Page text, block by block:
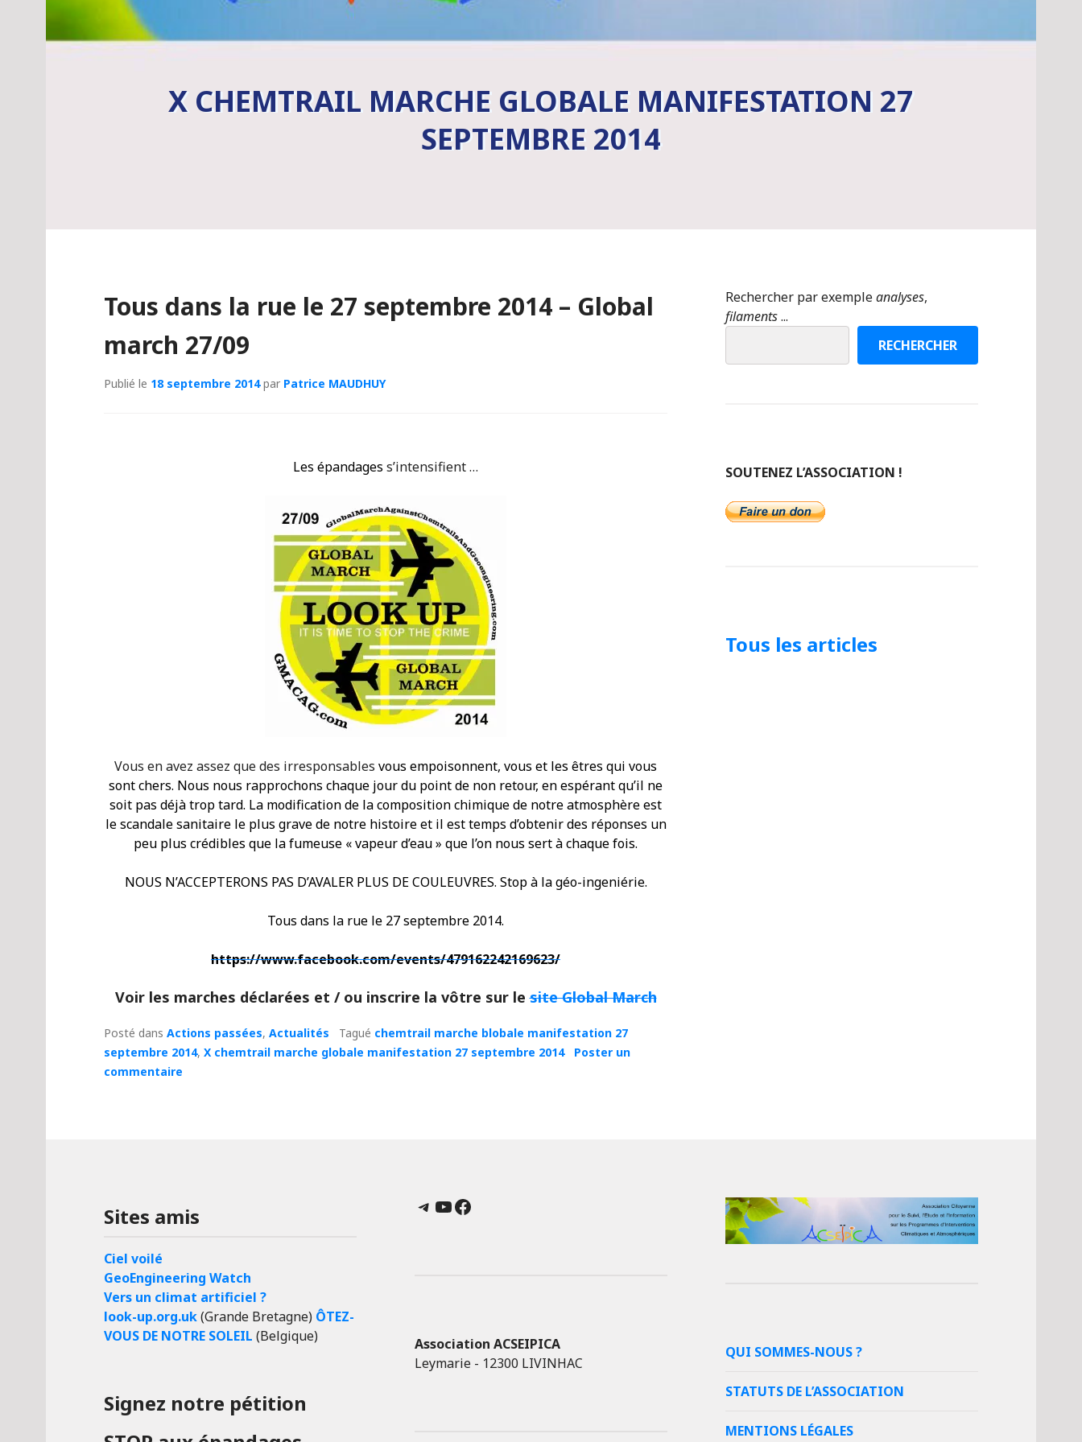
X CHEMTRAIL MARCHE GLOBALE MANIFESTATION 27
SEPTEMBRE 2014
Tous dans la rue le 27 septembre 2014 – Global
march 27/09
Publié le 18 septembre 2014par Patrice MAUDHUY
Les épandages s’intensifient …
Vous en avez assez que des irresponsables vous empoisonnent, vous et les êtres qui vous
sontchers. Nous nous rapprochons chaque jourdu point de non retour, en espérantqu’il ne
soit pas déjà trop tard. La modification de la composition chimique de notre atmosphère est
le scandale sanitaire le plus grave de notre histoire et il est temps d’obtenirdes réponses un
peu plus crédibles que la fumeuse « vapeur d’eau » que l’on nous sert à chaque fois.
NOUS N’ACCEPTERONS PAS D’AVALER PLUS DE COULEUVRES. Stopàlagéo-ingeniérie.
Tous dans la rue le 27 septembre 2014.
https://www.facebook.com/events/479162242169623/
Voir les marches déclarées et / ou inscrire la vôtre sur lesite Global March
Posté dans Actions passées, Actualités Tagué chemtrail marche blobale manifestation 27
septembre 2014, X chemtrail marche globale manifestation 27 septembre 2014
Poster un
commentaire
Rechercher par exempleanalyses,
filaments...
RECHERCHER
SOUTENEZ L’ASSOCIATION !
Tous les articles
Sites amis
Ciel voilé
GeoEngineering Watch
Vers un climat artificiel ?
look-up.org.uk(Grande Bretagne) ÔTEZ-
VOUS DE NOTRE SOLEIL (Belgique)
Signez notre pétition
Telegram
YouTube
Facebook
Association ACSEIPICA
Leymarie - 12300 LIVINHAC
QUI SOMMES-NOUS ?
STATUTS DE L’ASSOCIATION
MENTIONS LÉGALES